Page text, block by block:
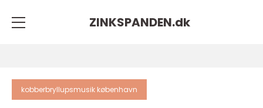
ZINKSPANDEN.dk
kobberbryllupsmusik københavn